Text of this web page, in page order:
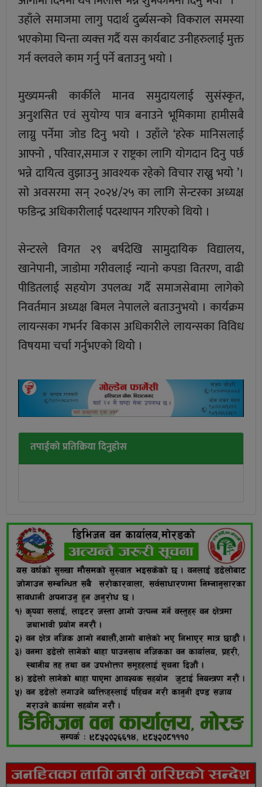
उहाँले समाजमा लागु पदार्थ दुर्ब्यसन्को विकराल समस्या
भएकोमा चिन्ता व्यक्त्त गर्दै यस कार्यबाट उनीहरुलाई मुक्त
गर्न क्लवले काम गर्नु पर्ने बताउनु भयो ।
मुख्यमन्त्री कार्कीले मानव समुदायलाई सुसंस्कृत,
अनुशसित एवं सुयोग्य पात्र बनाउने भूमिकामा हामीसबै
लाग्नु पर्नेमा जोड दिनु भयो । उहाँले ‘हरेक मानिसलाई
आफ्नो , परिवार,समाज र राष्ट्रका लागि योगदान दिनु पर्छ
भन्ने दायित्व वुझाउनु आवश्यक रहेको विचार राख्नु भयो ’।
सो अवसरमा सन् २०२४/२५ का लागि सेन्टरका अध्यक्ष
फडिन्द्र अधिकारीलाई पदस्थापन गरिएको थियो ।
सेन्टरले विगत २९ बर्षदेखि सामुदायिक विद्यालय,
खानेपानी, जाडोमा गरीवलाई न्यानो कपडा वितरण, वाढी
पीडितलाई सहयोग उपलव्ध गर्दै समाजसेबामा लागेको
निवर्तमान अध्यक्ष बिमल नेपालले बताउनुभयो । कार्यक्रम
लायन्सका गभर्नर बिकास अधिकारीले लायन्सका विविध
विषयमा चर्चा गर्नुभएको थियोे ।
तपाईको प्रतिक्रिया दिनुहोस